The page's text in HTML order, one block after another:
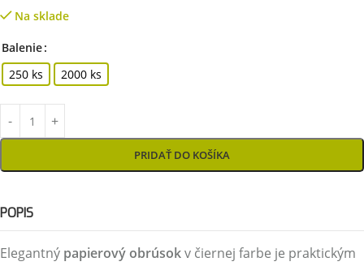
Na sklade
Balenie
250 ks
2000 ks
PRIDAŤ DO KOŠÍKA
POPIS
Elegantný papierový obrúsokv čiernej farbe je praktickým